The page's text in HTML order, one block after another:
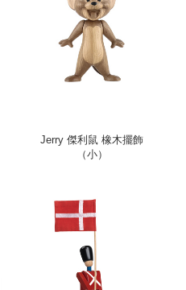
Jerry 傑利鼠 橡木擺飾
（小）